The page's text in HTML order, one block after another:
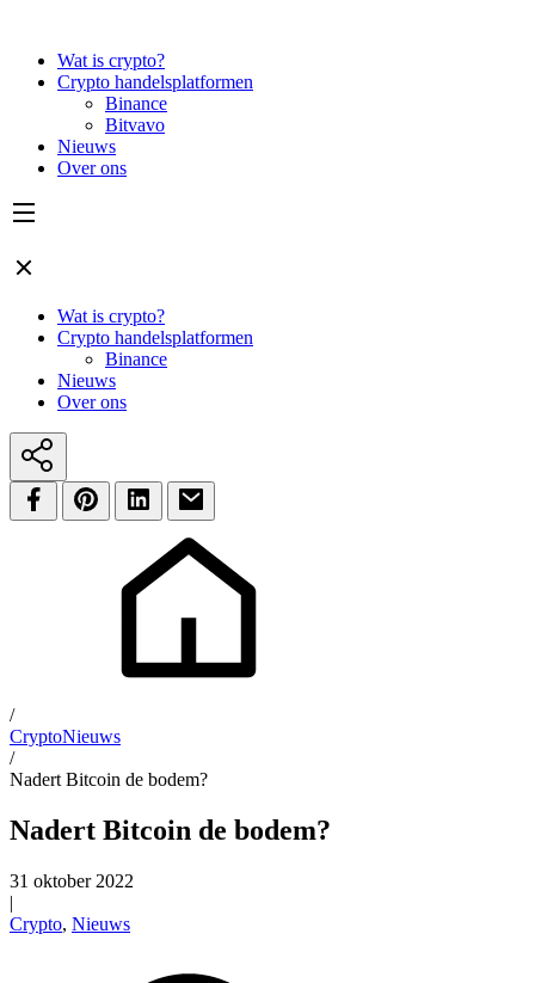
Wat is crypto?
Crypto handelsplatformen
Binance
Bitvavo
Nieuws
Over ons
Wat is crypto?
Crypto handelsplatformen
Binance
Nieuws
Over ons
/
CryptoNieuws
/
Nadert Bitcoin de bodem?
Nadert Bitcoin de bodem?
31 oktober 2022
|
Crypto, Nieuws